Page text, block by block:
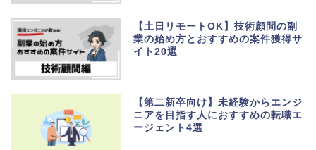
【土日リモートOK】技術顧問の副
業の始め方とおすすめの案件獲得サ
イト20選
【第二新卒向け】未経験からエンジ
ニアを目指す人におすすめの転職エ
ージェント4選